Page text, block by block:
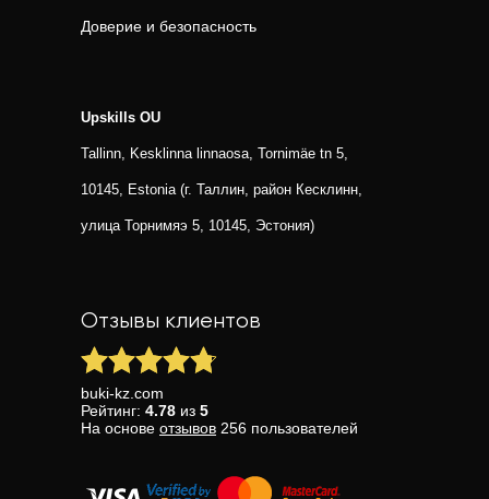
Доверие и безопасность
Upskills OU
Tallinn, Kesklinna linnaosa, Tornimäe tn 5,
10145, Estonia (г. Таллин, район Кесклинн,
улица Торнимяэ 5, 10145, Эстония)
Отзывы клиентов
buki-kz.com
Рейтинг: 4.78 из 5
На основе отзывов 256 пользователей